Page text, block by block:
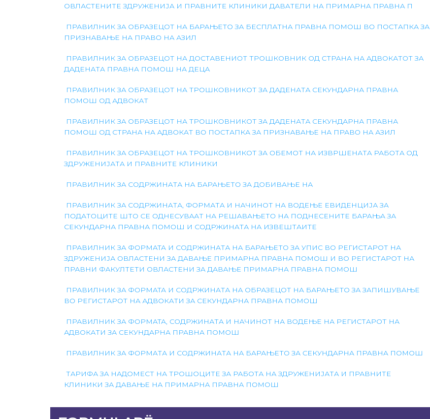
ОВЛАСТЕНИТЕ ЗДРУЖЕНИЈА И ПРАВНИТЕ КЛИНИКИ ДАВАТЕЛИ НА ПРИМАРНА ПРАВНА П
ПРАВИЛНИК ЗА ОБРАЗЕЦОТ НА БАРАЊЕТО ЗА БЕСПЛАТНА ПРАВНА ПОМОШ ВО ПОСТАПКА ЗА
ПРИЗНАВАЊЕ НА ПРАВО НА АЗИЛ
ПРАВИЛНИК ЗА ОБРАЗЕЦОТ НА ДОСТАВЕНИОТ ТРОШКОВНИК ОД СТРАНА НА АДВОКАТОТ ЗА
ДАДЕНАТА ПРАВНА ПОМОШ НА ДЕЦА
ПРАВИЛНИК ЗА ОБРАЗЕЦОТ НА ТРОШКОВНИКОТ ЗА ДАДЕНАТА СЕКУНДАРНА ПРАВНА
ПОМОШ ОД АДВОКАТ
ПРАВИЛНИК ЗА ОБРАЗЕЦОТ НА ТРОШКОВНИКОТ ЗА ДАДЕНАТА СЕКУНДАРНА ПРАВНА
ПОМОШ ОД СТРАНА НА АДВОКАТ ВО ПОСТАПКА ЗА ПРИЗНАВАЊЕ НА ПРАВО НА АЗИЛ
ПРАВИЛНИК ЗА ОБРАЗЕЦОТ НА ТРОШКОВНИКОТ ЗА ОБЕМОТ НА ИЗВРШЕНАТА РАБОТА ОД
ЗДРУЖЕНИЈАТА И ПРАВНИТЕ КЛИНИКИ
ПРАВИЛНИК ЗА СОДРЖИНАТА НА БАРАЊЕТО ЗА ДОБИВАЊЕ НА
ПРАВИЛНИК ЗА СОДРЖИНАТА, ФОРМАТА И НАЧИНОТ НА ВОДЕЊЕ ЕВИДЕНЦИЈА ЗА
ПОДАТОЦИТЕ ШТО СЕ ОДНЕСУВААТ НА РЕШАВАЊЕТО НА ПОДНЕСЕНИТЕ БАРАЊА ЗА
СЕКУНДАРНА ПРАВНА ПОМОШ И СОДРЖИНАТА НА ИЗВЕШТАИТЕ
ПРАВИЛНИК ЗА ФОРМАTA И СОДРЖИНАТА НА БАРАЊЕТО ЗА УПИС ВО РЕГИСТАРОТ НА
ЗДРУЖЕНИЈА ОВЛАСТЕНИ ЗА ДАВАЊЕ ПРИМАРНА ПРАВНА ПОМОШ И ВО РЕГИСТАРОТ НА
ПРАВНИ ФАКУЛТЕТИ ОВЛАСТЕНИ ЗА ДАВАЊЕ ПРИМАРНА ПРАВНА ПОМОШ
ПРАВИЛНИК ЗА ФОРМАTA И СОДРЖИНАТА НА ОБРАЗЕЦОТ НА БАРАЊЕТО ЗА ЗАПИШУВАЊЕ
ВО РЕГИСТАРОТ НА АДВОКАТИ ЗА СЕКУНДАРНА ПРАВНА ПОМОШ
ПРАВИЛНИК ЗА ФОРМАTA, СОДРЖИНАТА И НАЧИНОТ НА ВОДЕЊЕ НА РЕГИСТАРОТ НА
АДВОКАТИ ЗА СЕКУНДАРНА ПРАВНА ПОМОШ
ПРАВИЛНИК ЗА ФОРМАТА И СОДРЖИНАТА НА БАРАЊЕТО ЗА СЕКУНДАРНА ПРАВНА ПОМОШ
ТАРИФА ЗА НАДОМЕСТ НА ТРОШОЦИТЕ ЗА РАБОТА НА ЗДРУЖЕНИЈАТА И ПРАВНИТЕ
КЛИНИКИ ЗА ДАВАЊЕ НА ПРИМАРНА ПРАВНА ПОМОШ